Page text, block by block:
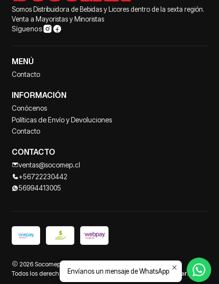
Somos Distribuidora de Bebidas y Licores dentro de la sexta región.
Venta a Mayoristas y Minoristas
Síguenos
MENÚ
Contacto
INFORMACIÓN
Conócenos
Políticas de Envío y Devoluciones
Contacto
CONTACTO
ventas@socomep.cl
+56722230442
56994413005
2026 Socomep.
Todos los derechos reservados.Desarrollado por Jumpseller.
Envíanos un mensaje de WhatsApp